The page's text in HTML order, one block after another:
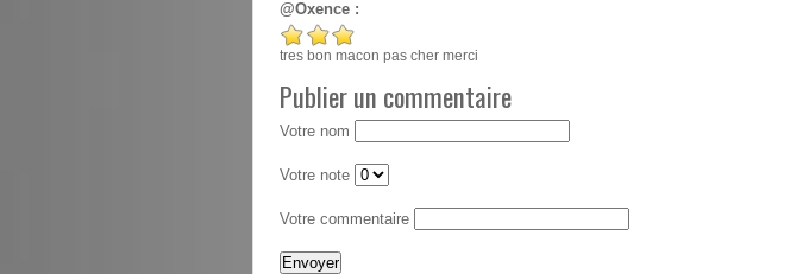
@Oxence :
tres bon macon pas cher merci
Publier un commentaire
Votre nom
Votre note
Votre commentaire